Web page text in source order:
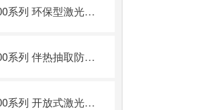
DLGA-6000系列 环保型激光气体分析系统
DLGA-7000系列 伴热抽取防爆激光气体分析系统
DLGA-8000系列 开放式激光气体分析系统